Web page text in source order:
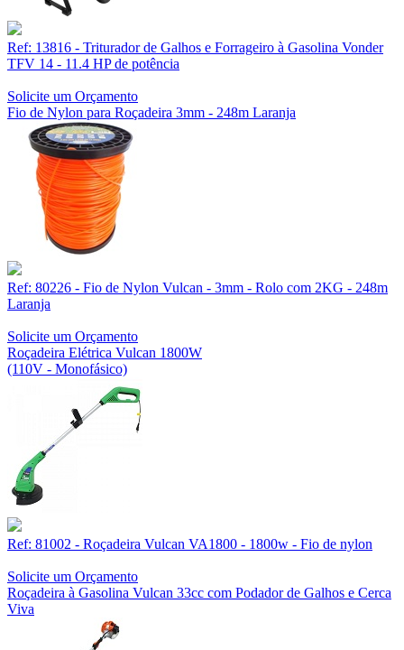
Ref: 13816 - Triturador de Galhos e Forrageiro à Gasolina Vonder
TFV 14 - 11.4 HP de potência
Solicite um Orçamento
Fio de Nylon para Roçadeira 3mm - 248m Laranja
Ref: 80226 - Fio de Nylon Vulcan - 3mm - Rolo com 2KG - 248m
Laranja
Solicite um Orçamento
Roçadeira Elétrica Vulcan 1800W
(110V - Monofásico)
Ref: 81002 - Roçadeira Vulcan VA1800 - 1800w - Fio de nylon
Solicite um Orçamento
Roçadeira à Gasolina Vulcan 33cc com Podador de Galhos e Cerca
Viva